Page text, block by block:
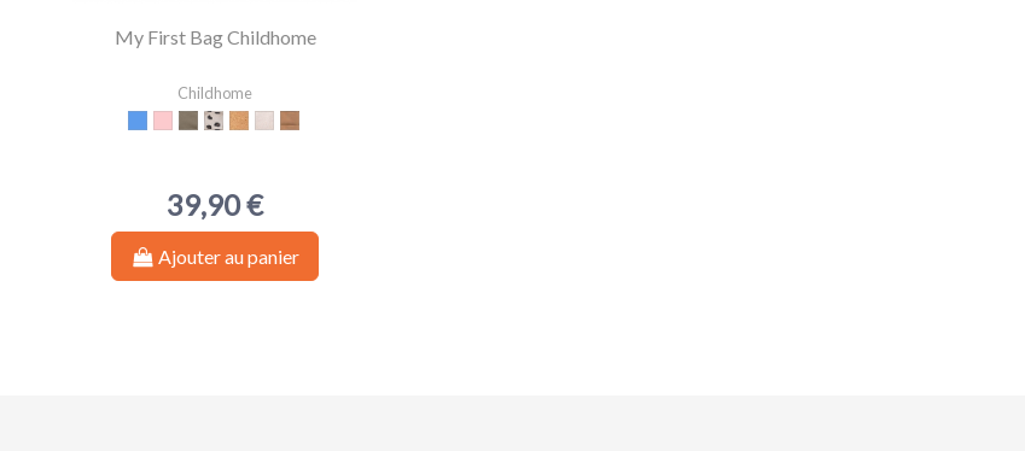
My First Bag Childhome
Childhome
39,90 €
BleuPinkKakiLeopard
Teddy Beige
Teddy Offwhite
Suede-look
Ajouter au panier